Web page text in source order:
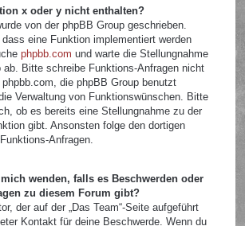
x oder y nicht enthalten?
von der phpBB Group geschrieben.
eine Funktion implementiert werden
phpbb.com und warte die Stellungnahme
ab. Bitte schreibe Funktions-Anfragen nicht
die phpBB Group benutzt
Verwaltung von Funktionswünschen. Bitte
ob es bereits eine Stellungnahme zu der
gibt. Ansonsten folge den dortigen
Anfragen.
wenden, falls es Beschwerden oder
zu diesem Forum gibt?
der auf der „Das Team“-Seite aufgeführt
Kontakt für deine Beschwerde. Wenn du